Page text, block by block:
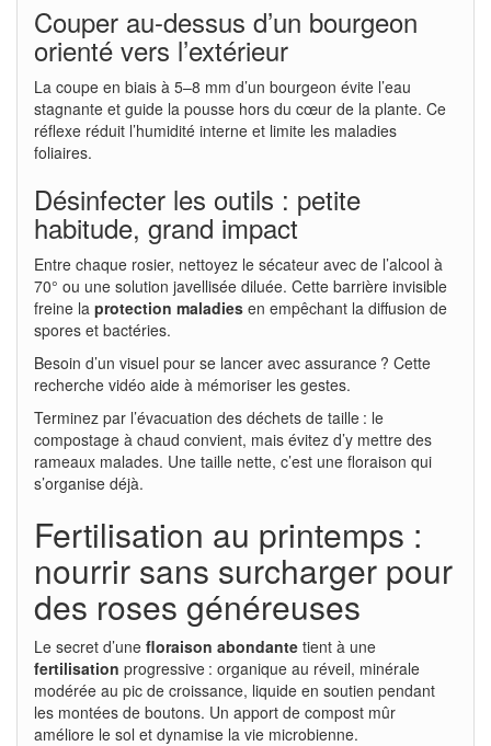
Couper au-dessus d’un bourgeon
orienté vers l’extérieur
La coupe en biais à 5–8 mm d’un bourgeon évite l’eau
stagnante et guide la pousse hors du cœur de la plante. Ce
réflexe réduit l’humidité interne et limite les maladies
foliaires.
Désinfecter les outils : petite
habitude, grand impact
Entre chaque rosier, nettoyez le sécateur avec de l’alcool à
70° ou une solution javellisée diluée. Cette barrière invisible
freine la protection maladies en empêchant la diffusion de
spores et bactéries.
Besoin d’un visuel pour se lancer avec assurance ? Cette
recherche vidéo aide à mémoriser les gestes.
Terminez par l’évacuation des déchets de taille : le
compostage à chaud convient, mais évitez d’y mettre des
rameaux malades. Une taille nette, c’est une floraison qui
s’organise déjà.
Fertilisation au printemps :
nourrir sans surcharger pour
des roses généreuses
Le secret d’une floraison abondante tient à une
fertilisation progressive : organique au réveil, minérale
modérée au pic de croissance, liquide en soutien pendant
les montées de boutons. Un apport de compost mûr
améliore le sol et dynamise la vie microbienne.